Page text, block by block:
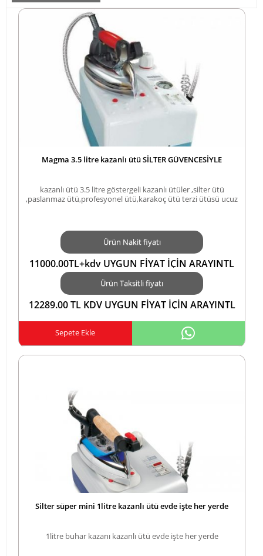
Magma 3.5 litre kazanlı ütü SİLTER GÜVENCESİYLE
kazanlı ütü 3.5 litre göstergeli kazanlı ütüler ,silter ütü
,paslanmaz ütü,profesyonel ütü,karakoç ütü terzi ütüsü ucuz
Ürün Nakit fiyatı
11000.00TL+kdv UYGUN FİYAT İÇİN ARAYINTL
Ürün Taksitli fiyatı
12289.00 TL KDV UYGUN FİYAT İÇİN ARAYINTL
Sepete Ekle
Silter süper mini 1litre kazanlı ütü evde işte her yerde
1litre buhar kazanı kazanlı ütü evde işte her yerde